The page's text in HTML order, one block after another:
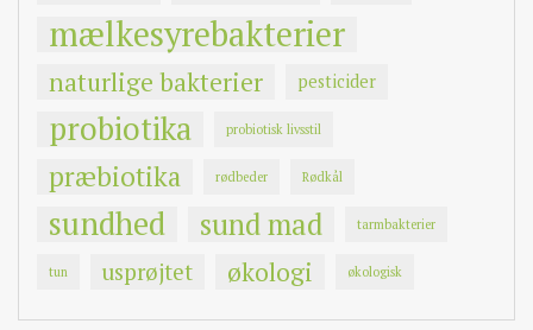
mælkesyrebakterier
naturlige bakterier pesticider
probiotika probiotisk livsstil
præbiotika rødbeder Rødkål
sundhed sund mad tarmbakterier
tun usprøjtet økologi økologisk